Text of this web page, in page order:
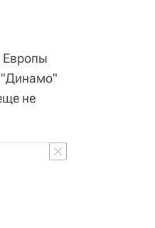
Европы
"Динамо"
не